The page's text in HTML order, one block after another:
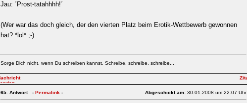
Jau: ´Prost-tatahhhh!´
(Wer war das doch gleich, der den vierten Platz beim Erotik-Wettbewerb gewonnen
hat? *lol* ;-)
Sorge Dich nicht, wenn Du schreiben kannst. Schreibe, schreibe, schreibe...
65. Antwort - Permalink - Abgeschickt am: 30.01.2008 um 22:07 Uhr